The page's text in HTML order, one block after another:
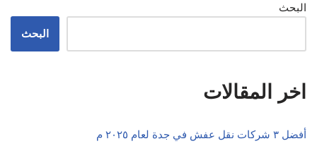
البحث
البحث
اخر المقالات
أفضل ٣ شركات نقل عفش في جدة لعام ٢٠٢٥ م